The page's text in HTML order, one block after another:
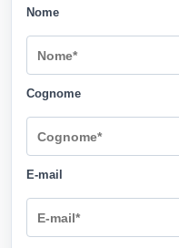
Nome
Cognome
E-mail